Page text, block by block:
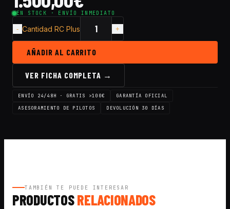
EN STOCK · ENVÍO INMEDIATO
Cantidad RC Plus
AÑADIR AL CARRITO
VER FICHA COMPLETA →
ENVÍO 24/48H · GRATIS >100€
GARANTÍA OFICIAL
ASESORAMIENTO DE PILOTOS
DEVOLUCIÓN 30 DÍAS
TAMBIÉN TE PUEDE INTERESAR
PRODUCTOSRELACIONADOS